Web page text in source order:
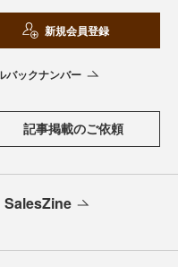
新規会員登録
バックナンバー
記事掲載のご依頼
SalesZine